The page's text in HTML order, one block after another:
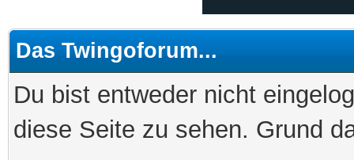
Das Twingoforum...
Du bist entweder nicht
diese Seite zu sehen. Grund